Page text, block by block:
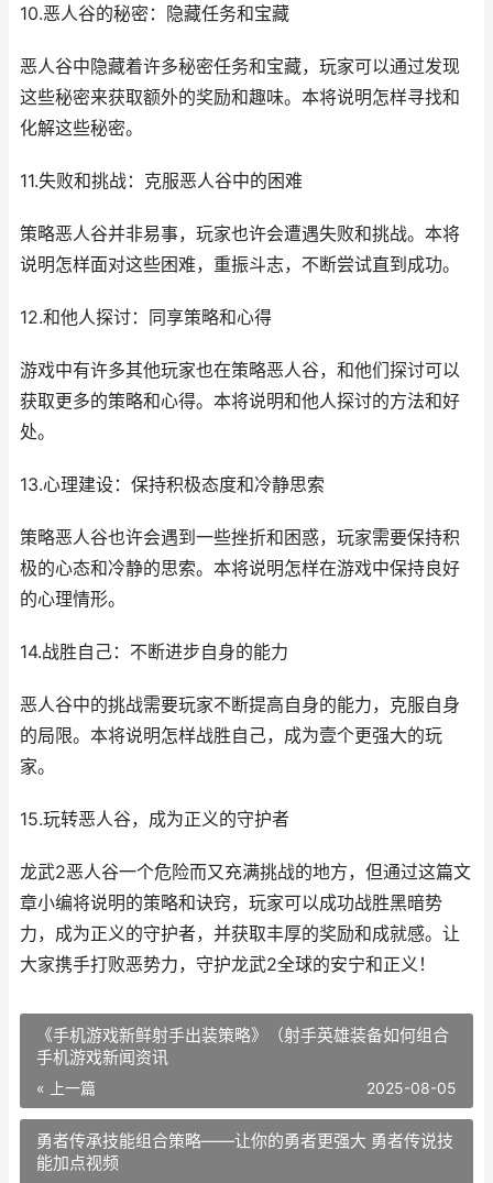
10.恶人谷的秘密：隐藏任务和宝藏
恶人谷中隐藏着许多秘密任务和宝藏，玩家可以通过发现
这些秘密来获取额外的奖励和趣味。本将说明怎样寻找和
化解这些秘密。
11.失败和挑战：克服恶人谷中的困难
策略恶人谷并非易事，玩家也许会遭遇失败和挑战。本将
说明怎样面对这些困难，重振斗志，不断尝试直到成功。
12.和他人探讨：同享策略和心得
游戏中有许多其他玩家也在策略恶人谷，和他们探讨可以
获取更多的策略和心得。本将说明和他人探讨的方法和好
处。
13.心理建设：保持积极态度和冷静思索
策略恶人谷也许会遇到一些挫折和困惑，玩家需要保持积
极的心态和冷静的思索。本将说明怎样在游戏中保持良好
的心理情形。
14.战胜自己：不断进步自身的能力
恶人谷中的挑战需要玩家不断提高自身的能力，克服自身
的局限。本将说明怎样战胜自己，成为壹个更强大的玩
家。
15.玩转恶人谷，成为正义的守护者
龙武2恶人谷一个危险而又充满挑战的地方，但通过这篇文
章小编将说明的策略和诀窍，玩家可以成功战胜黑暗势
力，成为正义的守护者，并获取丰厚的奖励和成就感。让
大家携手打败恶势力，守护龙武2全球的安宁和正义！
《手机游戏新鲜射手出装策略》（射手英雄装备如何组合
手机游戏新闻资讯
« 上一篇 2025-08-05
勇者传承技能组合策略——让你的勇者更强大 勇者传说技
能加点视频